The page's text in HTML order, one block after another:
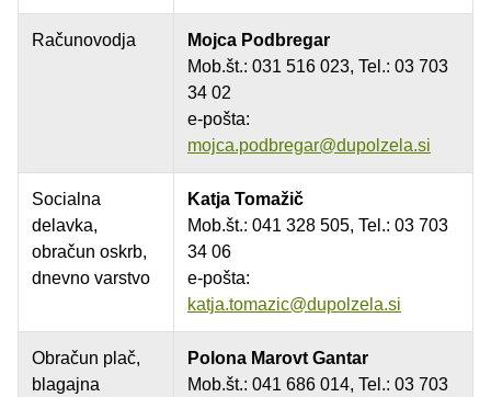
Računovodja
Mojca Podbregar
Mob.št.: 031 516 023, Tel.: 03 703
34 02
e-pošta:
mojca.podbregar@dupolzela.si
Socialna
delavka,
obračun oskrb,
dnevno varstvo
Katja Tomažič
Mob.št.: 041 328 505, Tel.: 03 703
34 06
e-pošta:
katja.tomazic@dupolzela.si
Obračun plač,
blagajna
Polona Marovt Gantar
Mob.št.: 041 686 014, Tel.: 03 703